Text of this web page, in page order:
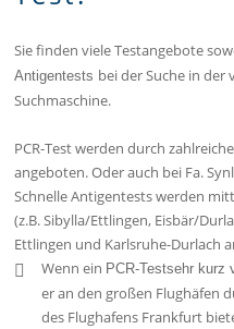
Sie finden viele Testangebote
Antigentests bei der Suche in
Suchmaschine.
PCR-Test werden durch
angeboten. Oder auch bei Fa.
Schnelle Antigentests werden
(z.B. Sibylla/Ettlingen, Eisbär/
Ettlingen und Karlsruhe-Durlach
Wenn ein PCR-Testsehr kurz
er an den großen Flughäfen
des Flughafens Frankfurt